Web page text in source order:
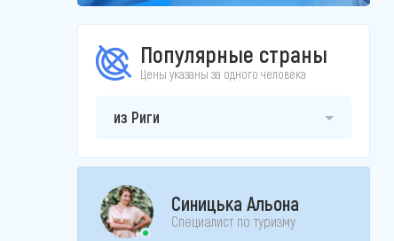
Популярные страны
Цены указаны за одного человека
из Риги
Синицька Альона
Специалист по туризму